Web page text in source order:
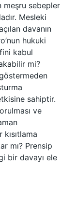
meşru sebepler
Mesleki
davanın
hukuki
kabul
mi?
sahiptir.
ve
mı? Prensip
bir davayı ele